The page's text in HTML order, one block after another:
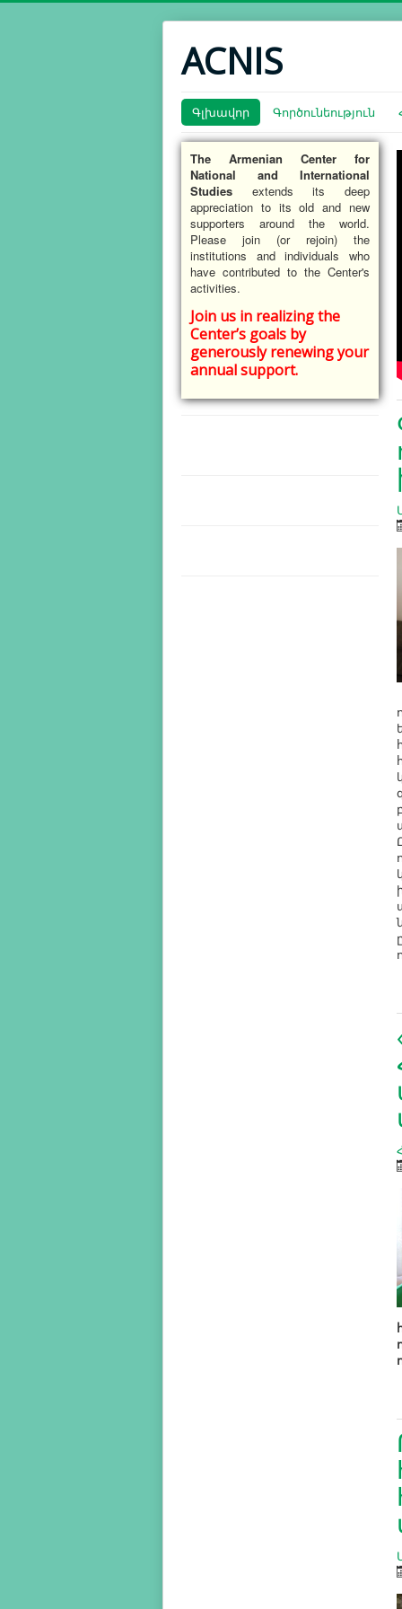
ACNIS
Գլխավոր Գործունեություն
The Armenian Center for
National and International
Studies extends its deep
appreciation to its old and new
supporters around the world.
Please join (or rejoin) the
institutions and individuals who
have contributed to the Center's
activities.
Join us in realizing the
Center’s goals by
generously renewing your
annual support.